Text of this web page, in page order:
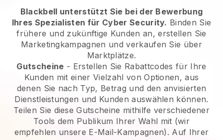
Blackbell unterstützt Sie bei der Bewerbung
Ihres Spezialisten für Cyber Security. Binden Sie
frühere und zukünftige Kunden an, erstellen Sie
Marketingkampagnen und verkaufen Sie über
Marktplätze.
Gutscheine - Erstellen Sie Rabattcodes für Ihre
Kunden mit einer Vielzahl von Optionen, aus
denen Sie nach Typ, Betrag und den anvisierten
Dienstleistungen und Kunden auswählen können.
Teilen Sie diese Gutscheine mithilfe verschiedener
Tools dem Publikum Ihrer Wahl mit (wir
empfehlen unsere E-Mail-Kampagnen). Auf Ihrer